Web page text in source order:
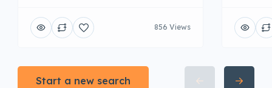
856 Views
Start a new search